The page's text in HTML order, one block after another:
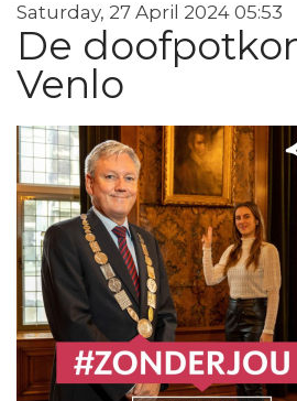
Saturday, 27 April 2024 05:53
De
Venlo